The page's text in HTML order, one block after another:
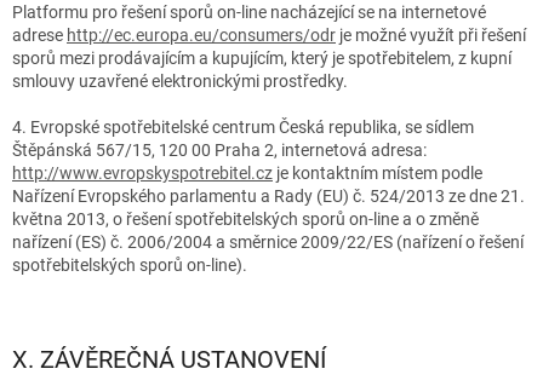
Platformu pro řešení sporů on-line nacházející se na internetové
adrese http://ec.europa.eu/consumers/odr je možné využít při řešení
sporů mezi prodávajícím a kupujícím, který je spotřebitelem, z kupní
smlouvy uzavřené elektronickými prostředky.
4. Evropské spotřebitelské centrum Česká republika, se sídlem
Štěpánská 567/15, 120 00 Praha 2, internetová adresa:
http://www.evropskyspotrebitel.cz je kontaktním místem podle
Nařízení Evropského parlamentu a Rady (EU) č. 524/2013 ze dne 21.
května 2013, o řešení spotřebitelských sporů on-line a o změně
nařízení (ES) č. 2006/2004 a směrnice 2009/22/ES (nařízení o řešení
spotřebitelských sporů on-line).
X. ZÁVĚREČNÁ USTANOVENÍ